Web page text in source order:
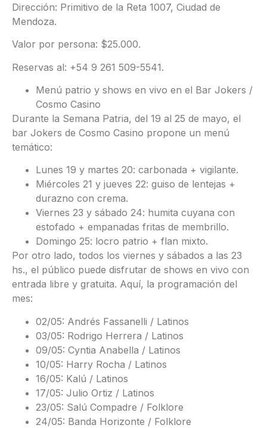
Dirección: Primitivo de la Reta 1007, Ciudad de
Mendoza.
Valor por persona: $25.000.
Reservas al: +54 9 261 509-5541.
Menú patrio y shows en vivo en el Bar Jokers /
Cosmo Casino
Durante la Semana Patria, del 19 al 25 de mayo, el
bar Jokers de Cosmo Casino propone un menú
temático:
Lunes 19 y martes 20: carbonada + vigilante.
Miércoles 21 y jueves 22: guiso de lentejas +
durazno con crema.
Viernes 23 y sábado 24: humita cuyana con
estofado + empanadas fritas de membrillo.
Domingo 25: locro patrio + flan mixto.
Por otro lado, todos los viernes y sábados a las 23
hs., el público puede disfrutar de shows en vivo con
entrada libre y gratuita. Aquí, la programación del
mes:
02/05: Andrés Fassanelli / Latinos
03/05: Rodrigo Herrera / Latinos
09/05: Cyntia Anabella / Latinos
10/05: Harry Rocha / Latinos
16/05: Kalú / Latinos
17/05: Julio Ortiz / Latinos
23/05: Salú Compadre / Folklore
24/05: Banda Horizonte / Folklore